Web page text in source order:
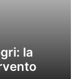
la